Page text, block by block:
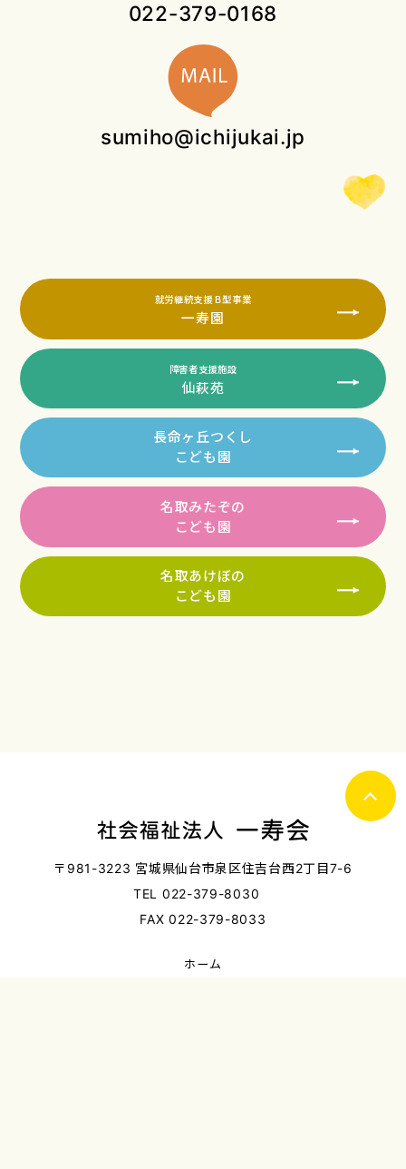
022-379-0168
sumiho@ichijukai.jp
就労継続支援Ｂ型事業
一寿園
障害者支援施設
仙萩苑
長命ヶ丘つくし
こども園
名取みたぞの
こども園
名取あけぼの
こども園
〒981-3223 宮城県仙台市泉区住吉台西2丁目7-6
TEL 022-379-8030
FAX 022-379-8033
ホーム